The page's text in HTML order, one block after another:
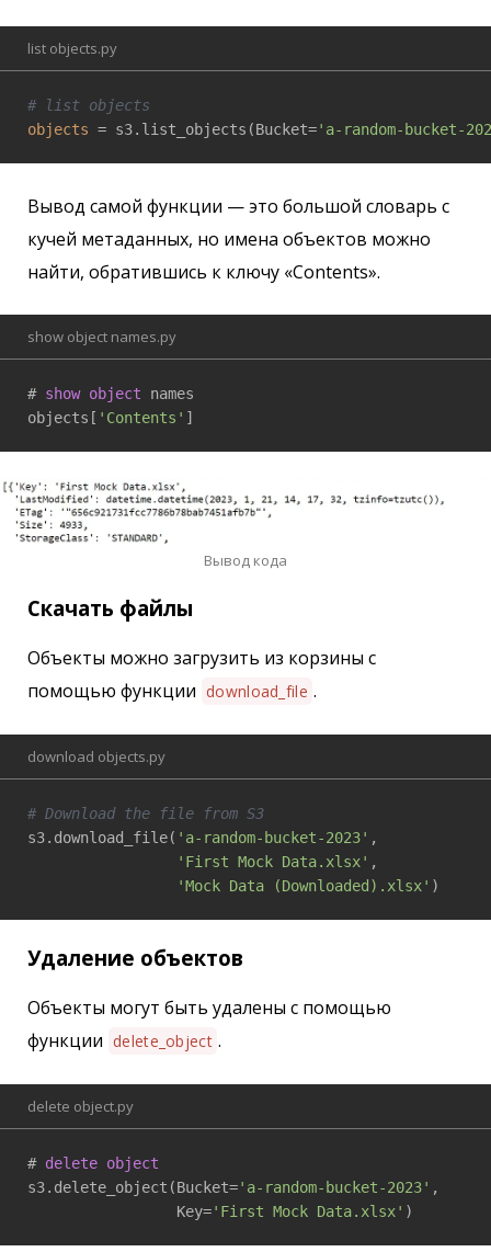
list objects.py
# list objects
objects = s3.list_objects(Bucket='a-random-bucket-
Вывод самой функции — это большой словарь с
кучей метаданных, но имена объектов можно
найти, обратившись к ключу «Contents».
show object names.py
# show object names
objects[ 'Contents' ]
Вывод кода
Скачать файлы
Объекты можно загрузить из корзины с
помощью функции download_file .
download objects.py
# Download the file from S3
s3.download_file( 'a-random-bucket-2023' ,
'First Mock Data.xlsx' ,
'Mock Data (Downloaded).xlsx' )
Удаление объектов
Объекты могут быть удалены с помощью
функции delete_object .
delete object.py
# delete object
s3.delete_object(Bucket='a-random-bucket-2023' ,
                 Key=
'First Mock Data.xlsx' )